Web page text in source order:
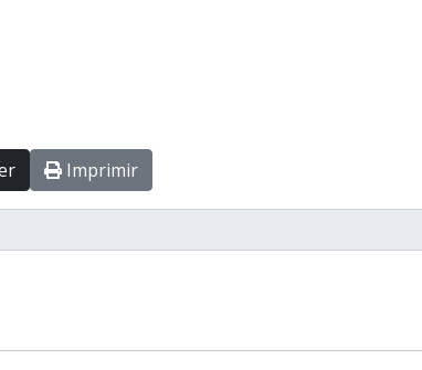
Imprimir